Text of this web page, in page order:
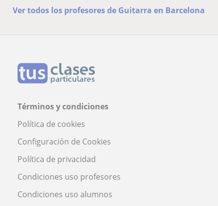
Ver todos los profesores de Guitarra en Barcelona
Términos y condiciones
Política de cookies
Configuración de Cookies
Política de privacidad
Condiciones uso profesores
Condiciones uso alumnos